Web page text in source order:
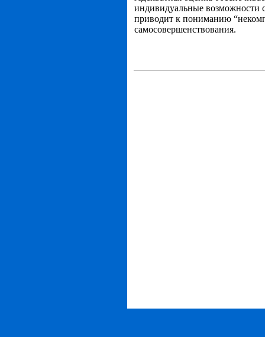
индивидуальные возможности
приводит к пониманию
самосовершенствования.